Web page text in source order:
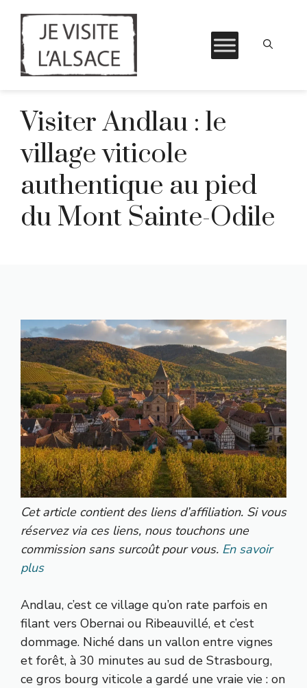
contenuVisiter Andlau : le
village viticole
authentique au pied
du Mont Sainte-Odile
Cet article contient des liens d’affiliation. Si vous
réservez via ces liens, nous touchons une
commission sans surcoût pour vous. En savoir
plus
Andlau, c’est ce village qu’on rate parfois en
filant vers Obernai ou Ribeauvillé, et c’est
dommage. Niché dans un vallon entre vignes
et forêt, à 30 minutes au sud de Strasbourg,
ce gros bourg viticole a gardé une vraie vie : on